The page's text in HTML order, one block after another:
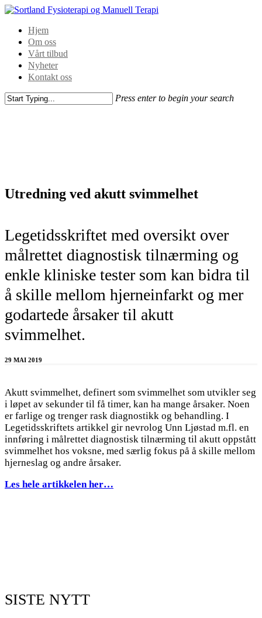
Hjem
Om oss
Vårt tilbud
Nyheter
Kontakt oss
Press enter to begin your search
Utredning ved akutt svimmelhet
Legetidsskriftet med oversikt over
målrettet diagnostisk tilnærming og
enkle kliniske tester som kan bidra til
å skille mellom hjerneinfarkt og mer
godartede årsaker til akutt
svimmelhet.
29 MAI 2019
Akutt svimmelhet, definert som svimmelhet som utvikler seg
i løpet av sekunder til få timer, kan ha mange årsaker. Noen
er farlige og trenger rask diagnostikk og behandling. I
Legetidsskriftets artikkel gir nevrolog Unn Ljøstad m.fl. en
innføring i målrettet diagnostisk tilnærming til akutt oppstått
svimmelhet hos voksne, med særlig fokus på å skille mellom
hjerneslag og andre årsaker.
Les hele artikkelen her…
SISTE NYTT